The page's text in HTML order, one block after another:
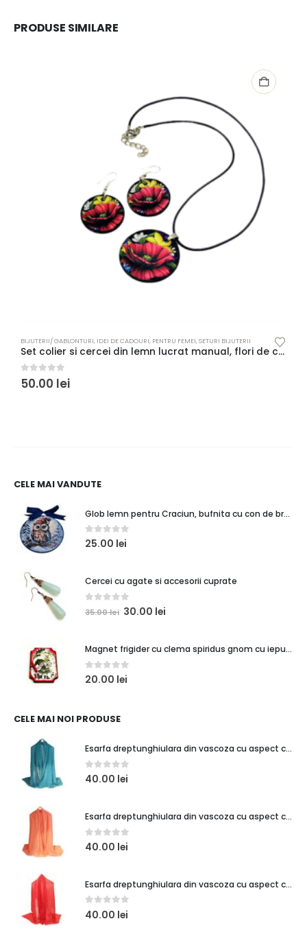
PRODUSE SIMILARE
BIJUTERII/ GABLONTURI, IDEI DE CADOURI, PENTRU FEMEI,SETURI BIJUTERII
Set colier si cercei din lemn lucrat manual, flori de camp cu maci
0out of 5
50.00 lei
CELE MAI VANDUTE
Glob lemn pentru Craciun, bufnita cu con de brad
0out of 5
25.00 lei
Cercei cu agate si accesorii cuprate
out of 5
35.00lei 30.00 lei
Magnet frigider cu clema spiridus gnom cu iepuras si cadouri
0out of 5
20.00 lei
CELE MAI NOI PRODUSE
Esarfa dreptunghiulara din vascoza cu aspect creponat, verde turcoaz
0out of 5
40.00 lei
Esarfa dreptunghiulara din vascoza cu aspect creponat, coral
0out of 5
40.00 lei
Esarfa dreptunghiulara din vascoza cu aspect creponat, rosu
0out of 5
40.00 lei